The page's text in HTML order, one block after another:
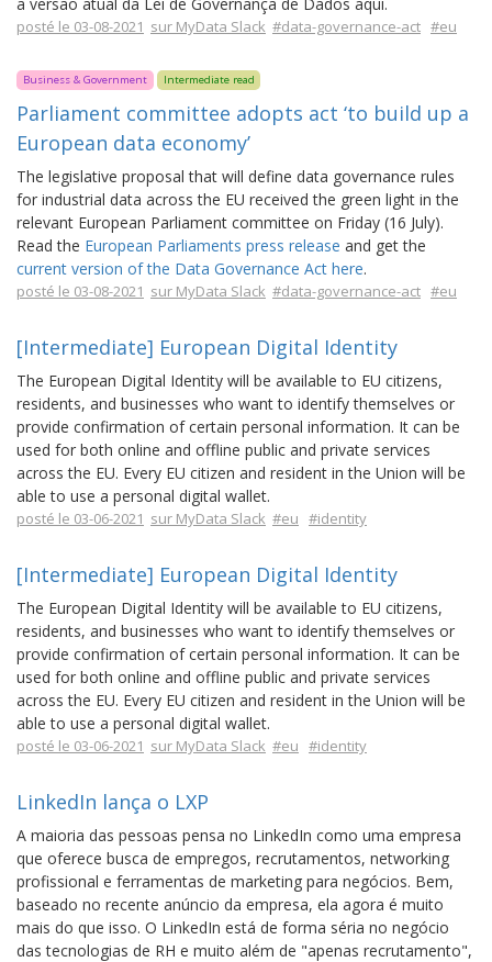
posté le 03-08-2021 sur MyData Slack #data-governance-act #eu
Business & Government Intermediate read
Parliament committee adopts act ‘to build up a
European data economy’
The legislative proposal that will define data governance rules
for industrial data across the EU received the green light in the
relevant European Parliament committee on Friday (16 July).
Read the European Parliaments press release and get the
current version of the Data Governance Act here.
posté le 03-08-2021 sur MyData Slack #data-governance-act #eu
[Intermediate] European Digital Identity
The European Digital Identity will be available to EU citizens,
residents, and businesses who want to identify themselves or
provide confirmation of certain personal information. It can be
used for both online and offline public and private services
across the EU. Every EU citizen and resident in the Union will be
able to use a personal digital wallet.
posté le 03-06-2021 sur MyData Slack #eu #identity
[Intermediate] European Digital Identity
The European Digital Identity will be available to EU citizens,
residents, and businesses who want to identify themselves or
provide confirmation of certain personal information. It can be
used for both online and offline public and private services
across the EU. Every EU citizen and resident in the Union will be
able to use a personal digital wallet.
posté le 03-06-2021 sur MyData Slack #eu #identity
LinkedIn lança o LXP
A maioria das pessoas pensa no LinkedIn como uma empresa
que oferece busca de empregos, recrutamentos, networking
profissional e ferramentas de marketing para negócios. Bem,
baseado no recente anúncio da empresa, ela agora é muito
mais do que isso. O LinkedIn está de forma séria no negócio
das tecnologias de RH e muito além de "apenas recrutamento",